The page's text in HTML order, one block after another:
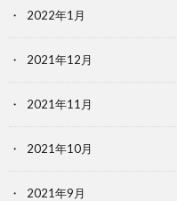
2022年1月
2021年12月
2021年11月
2021年10月
2021年9月